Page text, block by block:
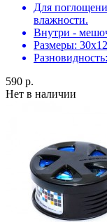
Для
влажности.
Внутри -
Размеры:
590 р.
Нет в наличии